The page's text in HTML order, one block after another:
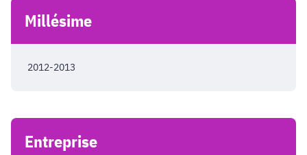
Millésime
2012-2013
Entreprise